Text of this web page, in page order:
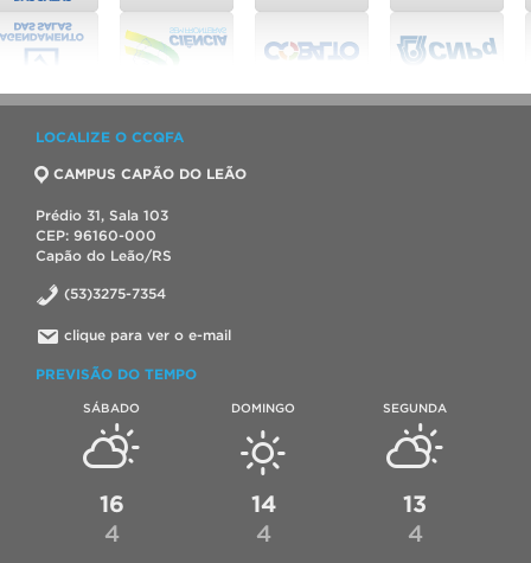
LOCALIZE O CCQFA
CAMPUS CAPÃO DO LEÃO
Prédio 31, Sala 103
CEP: 96160-000
Capão do Leão/RS
(53)3275-7354
clique para ver o e-mail
PREVISÃO DO TEMPO
SÁBADO
16
4
DOMINGO
14
4
SEGUNDA
13
4